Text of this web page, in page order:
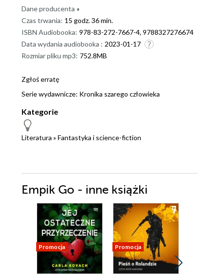
Dane producenta »
Czas trwania: 15 godz. 36 min.
ISBN Audiobooka: 978-83-272-7667-4, 9788327276674
Data wydania audiobooka : 2023-01-17
Rozmiar pliku mp3: 752.8MB
Zgłoś erratę
Serie wydawnicze: Kronika szarego człowieka
Kategorie
Literatura » Fantastyka i science-fiction
Empik Go - inne książki
Promocja Promocja